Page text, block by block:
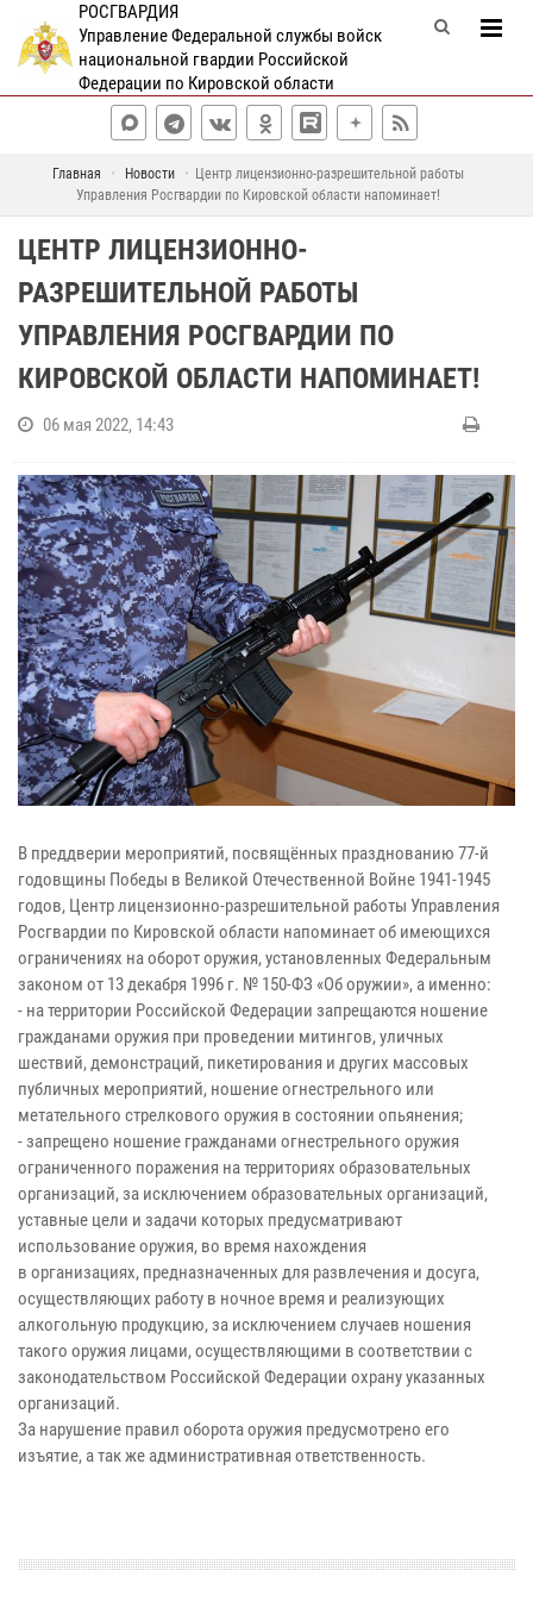
РОСГВАРДИЯ
Управление Федеральной службы войск
национальной гвардии Российской
Федерации по Кировской области
Главная Новости
Центр лицензионно-разрешительной работы
Управления Росгвардии по Кировской области напоминает!
ЦЕНТР ЛИЦЕНЗИОННО-
РАЗРЕШИТЕЛЬНОЙ РАБОТЫ
УПРАВЛЕНИЯ РОСГВАРДИИ ПО
КИРОВСКОЙ ОБЛАСТИ НАПОМИНАЕТ!
06 мая 2022, 14:43
В преддверии мероприятий, посвящённых празднованию 77-й
годовщины Победы в Великой Отечественной Войне 1941-1945
годов, Центр лицензионно-разрешительной работы Управления
Росгвардии по Кировской области напоминает об имеющихся
ограничениях на оборот оружия, установленных Федеральным
законом от 13 декабря 1996 г. № 150-ФЗ «Об оружии», а именно:
- на территории Российской Федерации запрещаются ношение
гражданами оружия при проведении митингов, уличных
шествий, демонстраций, пикетирования и других массовых
публичных мероприятий, ношение огнестрельного или
метательного стрелкового оружия в состоянии опьянения;
- запрещено ношение гражданами огнестрельного оружия
ограниченного поражения на территориях образовательных
организаций, за исключением образовательных организаций,
уставные цели и задачи которых предусматривают
использование оружия, во время нахождения
в организациях, предназначенных для развлечения и досуга,
осуществляющих работу в ночное время и реализующих
алкогольную продукцию, за исключением случаев ношения
такого оружия лицами, осуществляющими в соответствии с
законодательством Российской Федерации охрану указанных
организаций.
За нарушение правил оборота оружия предусмотрено его
изъятие, а так же административная ответственность.